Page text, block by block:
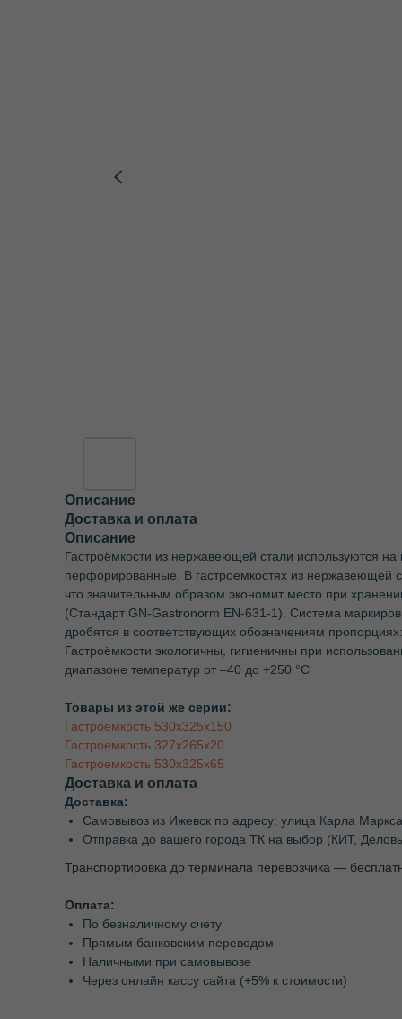
Описание
Доставка и оплата
Описание
Гастроёмкости из нержавеющей стали используются
перфорированные. В гастроемкостях из нержавеющей
что значительным образом экономит место при
(Стандарт GN-Gastronorm EN-631-1). Система
дробятся в соответствующих обозначениям
Гастроёмкости экологичны, гигиеничны при
диапазоне температур от –40 до +250 °С
Товары из этой же серии:
Гастроемкость 530х325х150
Гастроемкость 327х265х20
Гастроемкость 530х325х65
Доставка и оплата
Доставка:
Самовывоз из Ижевск по адресу: улица Карла
Отправка до вашего города ТК на выбор (КИТ,
Транспортировка до терминала перевозчика —
Оплата:
По безналичному счету
Прямым банковским переводом
Наличными при самовывозе
Через онлайн кассу сайта (+5% к стоимости)